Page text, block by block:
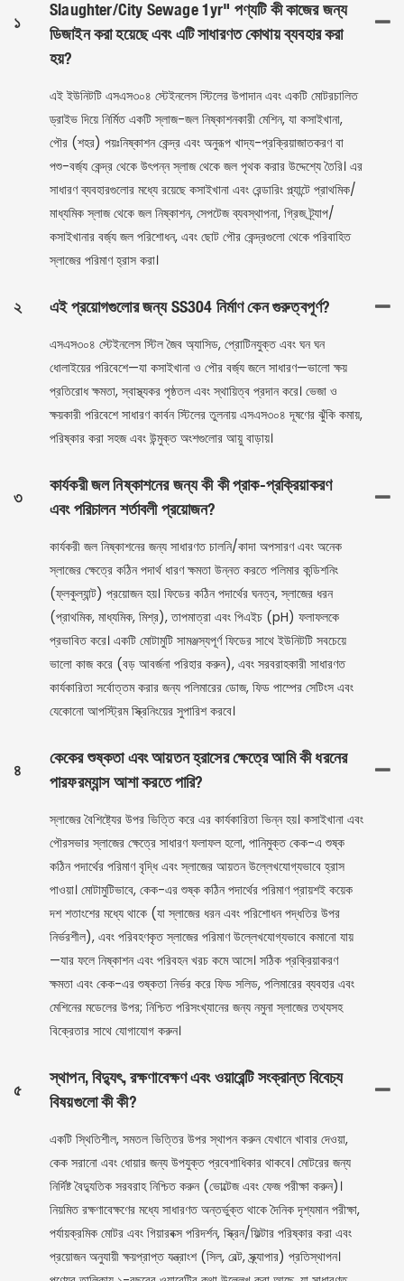
১
Slaughter/City Sewage 1yr" পণ্যটি কী কাজের জন্য
ডিজাইন করা হয়েছে এবং এটি সাধারণত কোথায় ব্যবহার করা
হয়?
এই ইউনিটটি এসএস৩০৪ স্টেইনলেস স্টিলের উপাদান এবং একটি মোটরচালিত
ড্রাইভ দিয়ে নির্মিত একটি স্লাজ-জল নিষ্কাশনকারী মেশিন, যা কসাইখানা,
পৌর (শহর) পয়ঃনিষ্কাশন কেন্দ্র এবং অনুরূপ খাদ্য-প্রক্রিয়াজাতকরণ বা
পশু-বর্জ্য কেন্দ্র থেকে উৎপন্ন স্লাজ থেকে জল পৃথক করার উদ্দেশ্যে তৈরি। এর
সাধারণ ব্যবহারগুলোর মধ্যে রয়েছে কসাইখানা এবং রেন্ডারিং প্ল্যান্টে প্রাথমিক/
মাধ্যমিক স্লাজ থেকে জল নিষ্কাশন, সেপটেজ ব্যবস্থাপনা, গ্রিজ ট্র্যাপ/
কসাইখানার বর্জ্য জল পরিশোধন, এবং ছোট পৌর কেন্দ্রগুলো থেকে পরিবাহিত
স্লাজের পরিমাণ হ্রাস করা।
২ এই প্রয়োগগুলোর জন্য SS304 নির্মাণ কেন গুরুত্বপূর্ণ?
এসএস৩০৪ স্টেইনলেস স্টিল জৈব অ্যাসিড, প্রোটিনযুক্ত এবং ঘন ঘন
ধোলাইয়ের পরিবেশে—যা কসাইখানা ও পৌর বর্জ্য জলে সাধারণ—ভালো ক্ষয়
প্রতিরোধ ক্ষমতা, স্বাস্থ্যকর পৃষ্ঠতল এবং স্থায়িত্ব প্রদান করে। ভেজা ও
ক্ষয়কারী পরিবেশে সাধারণ কার্বন স্টিলের তুলনায় এসএস৩০৪ দূষণের ঝুঁকি কমায়,
পরিষ্কার করা সহজ এবং উন্মুক্ত অংশগুলোর আয়ু বাড়ায়।
৩
কার্যকরী জল নিষ্কাশনের জন্য কী কী প্রাক-প্রক্রিয়াকরণ
এবং পরিচালন শর্তাবলী প্রয়োজন?
কার্যকরী জল নিষ্কাশনের জন্য সাধারণত চালনি/কাদা অপসারণ এবং অনেক
স্লাজের ক্ষেত্রে কঠিন পদার্থ ধারণ ক্ষমতা উন্নত করতে পলিমার কন্ডিশনিং
(ফ্লকুল্যান্ট) প্রয়োজন হয়। ফিডের কঠিন পদার্থের ঘনত্ব, স্লাজের ধরন
(প্রাথমিক, মাধ্যমিক, মিশ্র), তাপমাত্রা এবং পিএইচ (pH) ফলাফলকে
প্রভাবিত করে। একটি মোটামুটি সামঞ্জস্যপূর্ণ ফিডের সাথে ইউনিটটি সবচেয়ে
ভালো কাজ করে (বড় আবর্জনা পরিহার করুন), এবং সরবরাহকারী সাধারণত
কার্যকারিতা সর্বোত্তম করার জন্য পলিমারের ডোজ, ফিড পাম্পের সেটিংস এবং
যেকোনো আপস্ট্রিম স্ক্রিনিংয়ের সুপারিশ করবে।
৪
কেকের শুষ্কতা এবং আয়তন হ্রাসের ক্ষেত্রে আমি কী ধরনের
পারফরম্যান্স আশা করতে পারি?
স্লাজের বৈশিষ্ট্যের উপর ভিত্তি করে এর কার্যকারিতা ভিন্ন হয়। কসাইখানা এবং
পৌরসভার স্লাজের ক্ষেত্রে সাধারণ ফলাফল হলো, পানিমুক্ত কেক-এ শুষ্ক
কঠিন পদার্থের পরিমাণ বৃদ্ধি এবং স্লাজের আয়তন উল্লেখযোগ্যভাবে হ্রাস
পাওয়া। মোটামুটিভাবে, কেক-এর শুষ্ক কঠিন পদার্থের পরিমাণ প্রায়শই কয়েক
দশ শতাংশের মধ্যে থাকে (যা স্লাজের ধরন এবং পরিশোধন পদ্ধতির উপর
নির্ভরশীল), এবং পরিবহণকৃত স্লাজের পরিমাণ উল্লেখযোগ্যভাবে কমানো যায়
—যার ফলে নিষ্কাশন এবং পরিবহন খরচ কমে আসে। সঠিক প্রক্রিয়াকরণ
ক্ষমতা এবং কেক-এর শুষ্কতা নির্ভর করে ফিড সলিড, পলিমারের ব্যবহার এবং
মেশিনের মডেলের উপর; নিশ্চিত পরিসংখ্যানের জন্য নমুনা স্লাজের তথ্যসহ
বিক্রেতার সাথে যোগাযোগ করুন।
৫
স্থাপন, বিদ্যুৎ, রক্ষণাবেক্ষণ এবং ওয়ারেন্টি সংক্রান্ত বিবেচ্য
বিষয়গুলো কী কী?
একটি স্থিতিশীল, সমতল ভিত্তির উপর স্থাপন করুন যেখানে খাবার দেওয়া,
কেক সরানো এবং ধোয়ার জন্য উপযুক্ত প্রবেশাধিকার থাকবে। মোটরের জন্য
নির্দিষ্ট বৈদ্যুতিক সরবরাহ নিশ্চিত করুন (ভোল্টেজ এবং ফেজ পরীক্ষা করুন)।
নিয়মিত রক্ষণাবেক্ষণের মধ্যে সাধারণত অন্তর্ভুক্ত থাকে দৈনিক দৃশ্যমান পরীক্ষা,
পর্যায়ক্রমিক মোটর এবং গিয়ারবক্স পরিদর্শন, স্ক্রিন/ফিল্টার পরিষ্কার করা এবং
প্রয়োজন অনুযায়ী ক্ষয়প্রাপ্ত যন্ত্রাংশ (সিল, বেল্ট, স্ক্র্যাপার) প্রতিস্থাপন।